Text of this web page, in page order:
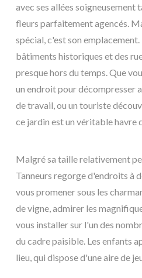
avec ses allées soigneusement
fleurs parfaitement agencés.
spécial, c'est son
bâtiments historiques et des
presque hors du temps. Que
un endroit pour décompresser
de travail, ou un touriste
ce jardin est un véritable havre
Malgré sa taille relativement
Tanneurs regorge d'endroits à
vous promener sous les
de vigne, admirer les
vous installer sur l'un des
du cadre paisible. Les enfants
lieu, qui dispose d'une aire de